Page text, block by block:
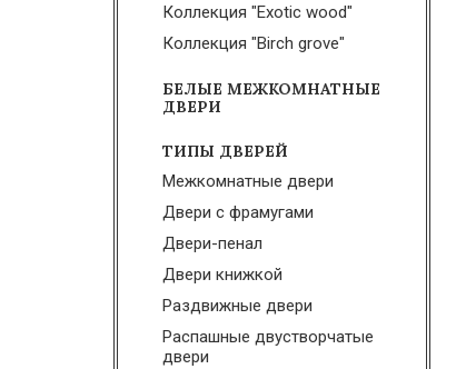
Коллекция "Exotic wood"
Коллекция "Birch grove"
БЕЛЫЕ МЕЖКОМНАТНЫЕ
ДВЕРИ
ТИПЫ ДВЕРЕЙ
Межкомнатные двери
Двери с фрамугами
Двери-пенал
Двери книжкой
Раздвижные двери
Распашные двустворчатые
двери